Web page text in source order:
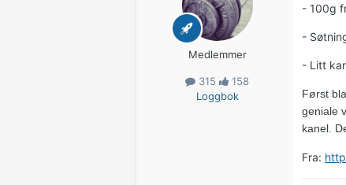
Medlemmer
315
158
Loggbok
- 100g
-
- Litt
Først
geniale
kanel.
Fra: